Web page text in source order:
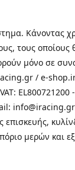
Κάνοντας
τους οποίους
μόνο σε
/ e-
μερών και